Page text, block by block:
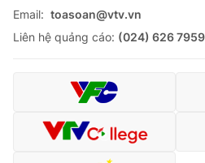
Email: toasoan@vtv.vn
Liên hệ quảng cáo: (024) 626